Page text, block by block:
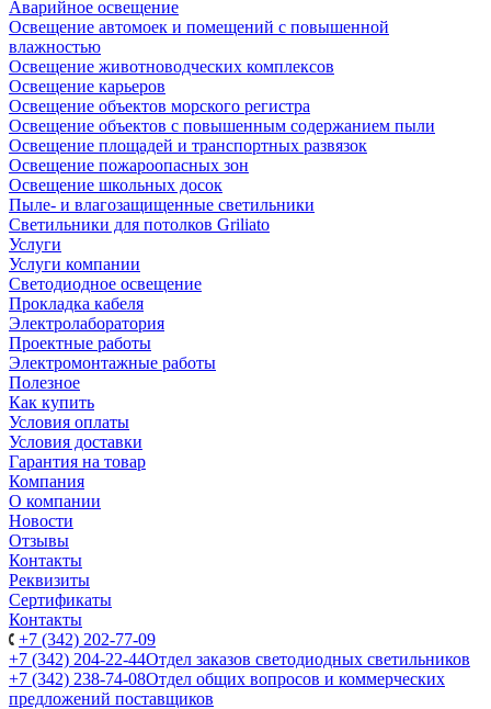
Аварийное освещение
Освещение автомоек и помещений с повышенной
влажностью
Освещение животноводческих комплексов
Освещение карьеров
Освещение объектов морского регистра
Освещение объектов с повышенным содержанием пыли
Освещение площадей и транспортных развязок
Освещение пожароопасных зон
Освещение школьных досок
Пыле- и влагозащищенные светильники
Светильники для потолков Griliato
Услуги
Услуги компании
Светодиодное освещение
Прокладка кабеля
Электролаборатория
Проектные работы
Электромонтажные работы
Полезное
Как купить
Условия оплаты
Условия доставки
Гарантия на товар
Компания
О компании
Новости
Отзывы
Контакты
Реквизиты
Сертификаты
Контакты
+7 (342) 202-77-09
+7 (342) 204-22-44Отдел заказов светодиодных светильников
+7 (342) 238-74-08Отдел общих вопросов и коммерческих
предложений поставщиков